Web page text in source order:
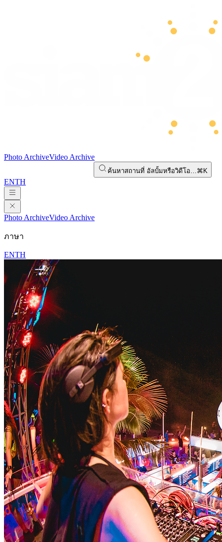
Photo ArchiveVideo Archive
ค้นหาสถานที่ อัลบั้มหรือวิดีโอ…⌘K
ENTH
Photo ArchiveVideo Archive
ภาษา
ENTH